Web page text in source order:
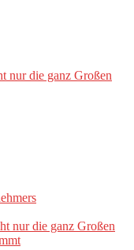
nur die ganz Großen
nur die ganz Großen